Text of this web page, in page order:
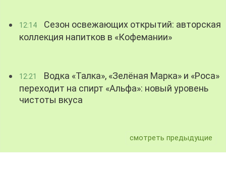
12:14
Сезон освежающих открытий: авторская
коллекция напитков в «Кофемании»
12:21
Водка «Талка», «Зелёная Марка» и «Роса»
переходит на спирт «Альфа»: новый уровень
чистоты вкуса
смотреть предыдущие